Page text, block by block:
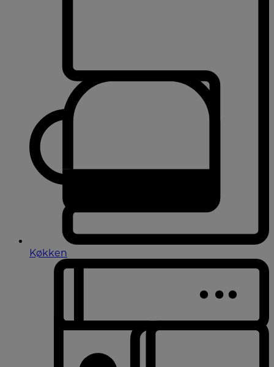
Køkken